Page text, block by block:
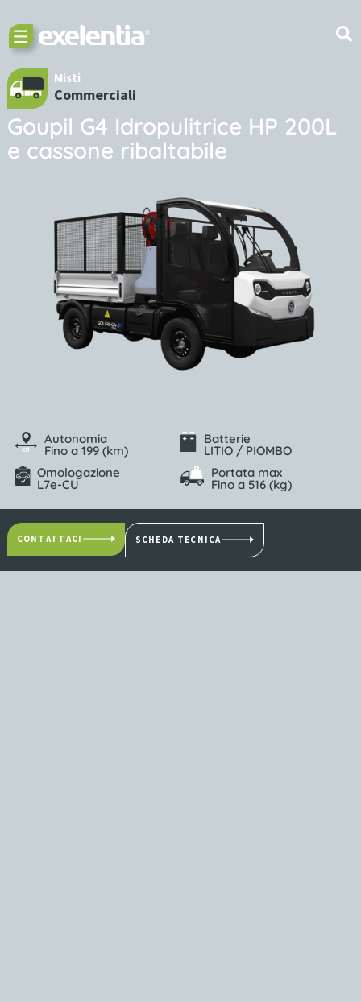
Misti
Commerciali
Goupil G4 Idropulitrice HP 200L
e cassone ribaltabile
Autonomia
Fino a 199 (km)
Batterie
LITIO / PIOMBO
Omologazione
L7e-CU
Portata max
Fino a 516 (kg)
CONTATTACI SCHEDA TECNICA